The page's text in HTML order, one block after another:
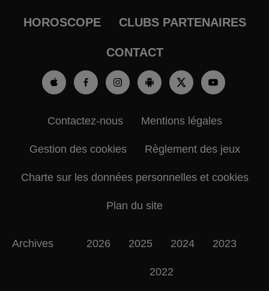
HOROSCOPE CLUBS PARTENAIRES
CONTACT
Contactez-nous Mentions légales
Gestion des cookies Règlement des jeux
Charte sur les données personnelles et cookies
Plan du site
Archives 2026 2025 2024 2023
2022